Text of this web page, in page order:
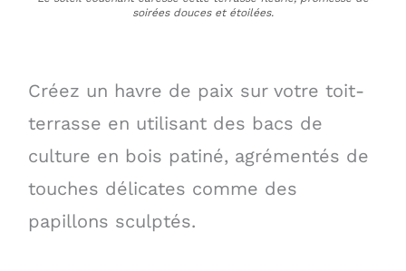
soirées douces et étoilées.
Créez un havre de paix sur votre toit-
terrasse en utilisant des bacs de
culture en bois patiné, agrémentés de
touches délicates comme des
papillons sculptés.